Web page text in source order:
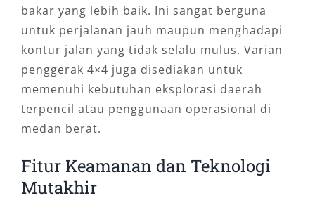
bakar yang lebih baik. Ini sangat berguna
untuk perjalanan jauh maupun menghadapi
kontur jalan yang tidak selalu mulus. Varian
penggerak 4×4 juga disediakan untuk
memenuhi kebutuhan eksplorasi daerah
terpencil atau penggunaan operasional di
medan berat.
Fitur Keamanan dan Teknologi
Mutakhir